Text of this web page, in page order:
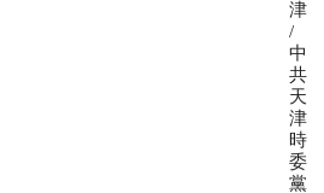
津
/
中
共
天
津
時
委
黨